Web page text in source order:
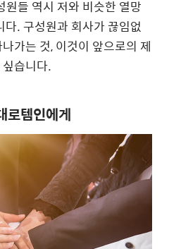
들 역시 저와 비슷한 열망
. 구성원과 회사가 끊임없
가는 것, 이것이 앞으로의 제
습니다.
로템인에게